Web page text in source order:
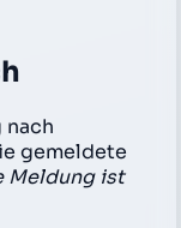
nach
gemeldete
Meldung ist